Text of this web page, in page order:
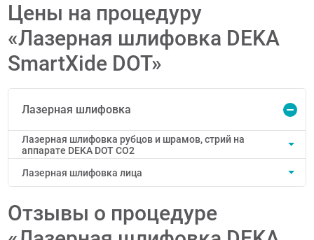
Цены на процедуру
«Лазерная шлифовка DEKA
SmartXide DOT»
Лазерная шлифовка
Лазерная шлифовка рубцов и шрамов, стрий на
аппарате DEKA DOT CO2
Лазерная шлифовка лица
Отзывы о процедуре